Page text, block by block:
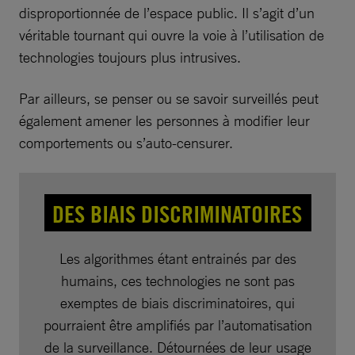
disproportionnée de l’espace public. Il s’agit d’un
véritable tournant qui ouvre la voie à l’utilisation de
technologies toujours plus intrusives.
Par ailleurs, se penser ou se savoir surveillés peut
également amener les personnes à modifier leur
comportements ou s’auto-censurer.
DES BIAIS DISCRIMINATOIRES
Les algorithmes étant entrainés par des
humains, ces technologies ne sont pas
exemptes de biais discriminatoires, qui
pourraient être amplifiés par l’automatisation
de la surveillance. Détournées de leur usage